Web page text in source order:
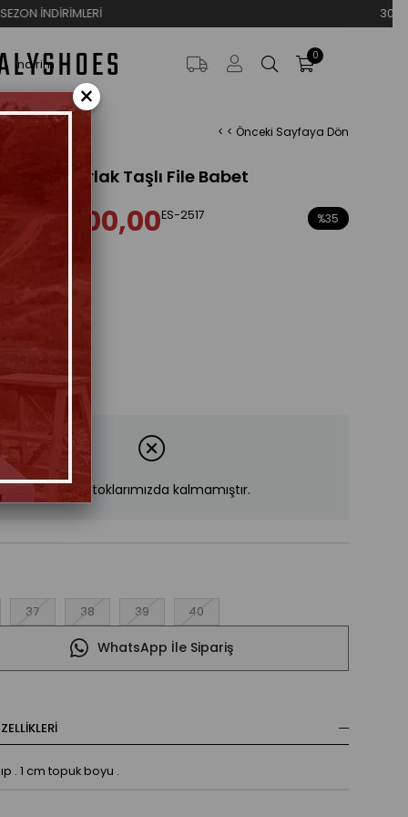
3000TL VE ÜZERİ
0
İndirim
< < Önceki Sayfaya Dön
Parlak Taşlı File Babet
₺1.700,00 %35
ES-2517
Ürün stoklarımızda kalmamıştır.
37 38 39 40
WhatsApp İle Sipariş
. 1 cm topuk boyu .
×